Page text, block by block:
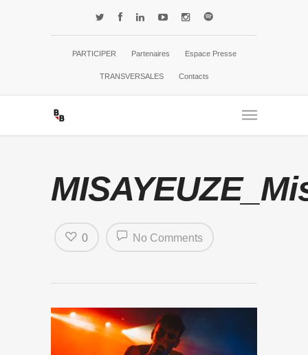
PARTICIPER Partenaires Espace Presse
TRANSVERSALES Contacts
No Comments
0